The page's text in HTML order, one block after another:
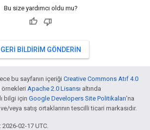
Bu size yardımcı oldu mu?
GERI BILDIRIM GÖNDERIN
bu sayfanın içeriği Creative Commons Atıf 4.0
örnekleri Apache 2.0 Lisansı altında
bilgi için Google Developers Site Politikaları'na
veya satış ortaklarının tescilli ticari markasıdır.
02-17 UTC.